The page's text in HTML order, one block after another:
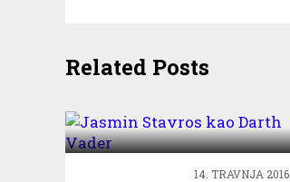
Related Posts
Vader
14. TRAVNJA 2016.